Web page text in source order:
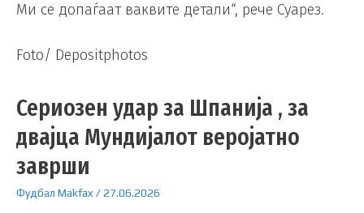
Ми се допаѓаат ваквите детали“, рече Суарез.
Foto/ Depositphotos
Сериозен удар за Шпанија , за
двајца Мундијалот веројатно
заврши
Фудбал Makfax /27.06.2026